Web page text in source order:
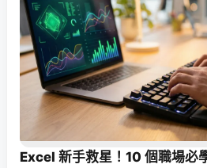
Excel 新手救星！10 個職場必